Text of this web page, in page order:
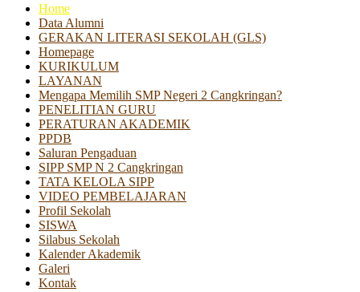
Home
Data Alumni
GERAKAN LITERASI SEKOLAH (GLS)
Homepage
KURIKULUM
LAYANAN
Mengapa Memilih SMP Negeri 2 Cangkringan?
PENELITIAN GURU
PERATURAN AKADEMIK
PPDB
Saluran Pengaduan
SIPP SMP N 2 Cangkringan
TATA KELOLA SIPP
VIDEO PEMBELAJARAN
Profil Sekolah
SISWA
Silabus Sekolah
Kalender Akademik
Galeri
Kontak